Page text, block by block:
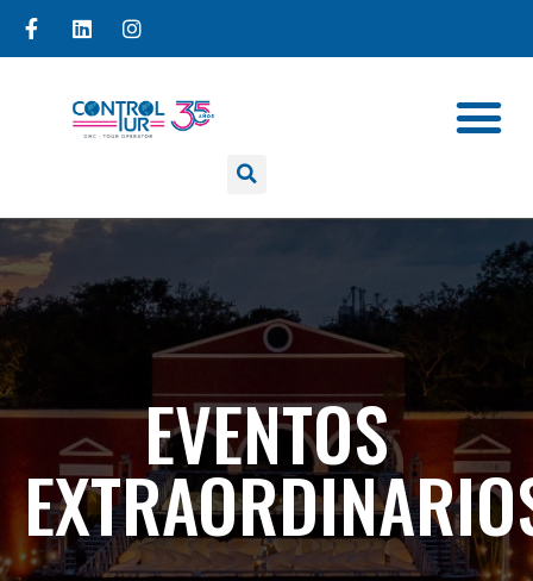
EVENTOS